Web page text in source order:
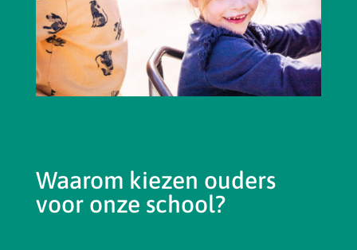
Waarom kiezen ouders
voor onze school?